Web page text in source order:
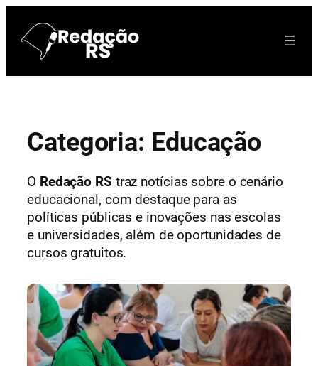
para
Categoria: Educação
O Redação RS traz notícias sobre o cenário
educacional, com destaque para as
políticas públicas e inovações nas escolas
e universidades, além de oportunidades de
cursos gratuitos.